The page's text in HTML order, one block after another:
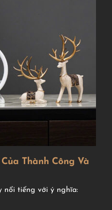
Thành Công Và
nổi tiếng với ý nghĩa: